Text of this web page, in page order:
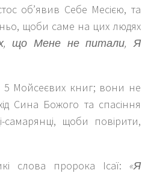
об’явив Себе Месією, та
щоби саме на цих людях
що Мене не питали, Я
5 Мойсеєвих книг; вони не
Сина Божого та спасіння
щоби повірити,
слова пророка Ісаї: «Я